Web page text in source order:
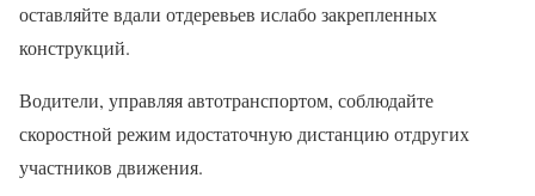
оставляйте вдали отдеревьев ислабо закрепленных
конструкций.
Водители, управляя автотранспортом, соблюдайте
скоростной режим идостаточную дистанцию отдругих
участников движения.